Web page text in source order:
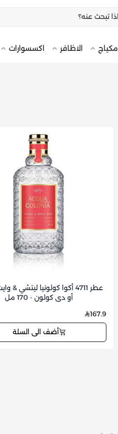
مكياج الاظافر اكسسوارات
عطر 4711 أكوا كولونيا ليتشي
أو دي كولون - 170 مل
167.9
أضف الى السلة